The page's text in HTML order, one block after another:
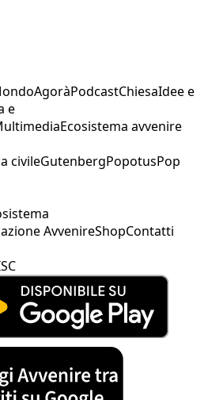
AgoràPodcastChiesaIdee e
e
Ecosistema avvenire
civileGutenbergPopotusPop
AvvenireShopContatti